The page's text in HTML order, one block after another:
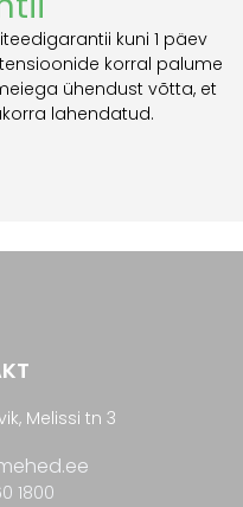
kuni 1 päev
korral palume
ühendust võtta, et
lahendatud.
Melissi tn 3
1800